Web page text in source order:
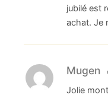
jubilé est
achat. Je
Mugen
Jolie